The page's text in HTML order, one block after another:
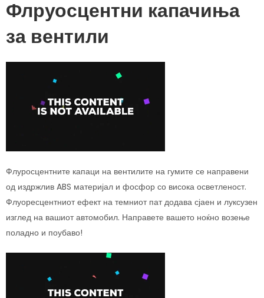
Флруосцентни капачиња
за вентили
Флуросцентните капаци на вентилите на гумите се направени
од издржлив ABS материјал и фосфор со висока осветленост.
Флуоресцентниот ефект на темниот пат додава сјаен и луксузен
изглед на вашиот автомобил. Направете вашето ноќно возење
поладно и поубаво!